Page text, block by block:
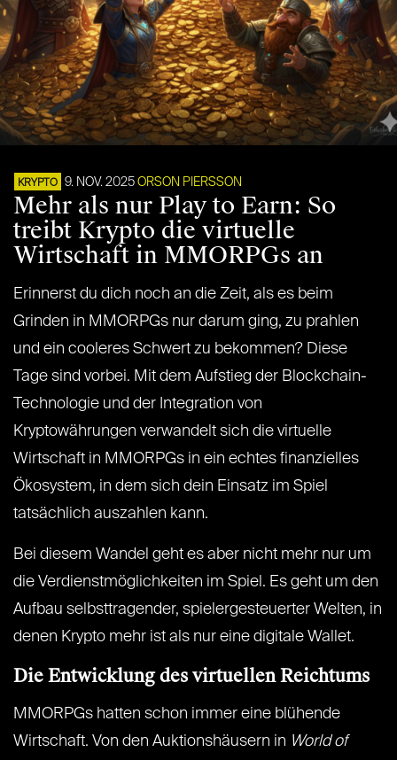
KRYPTO 9. NOV. 2025 ORSON PIERSSON
Mehr als nur Play to Earn: So
treibt Krypto die virtuelle
Wirtschaft in MMORPGs an
Erinnerst du dich noch an die Zeit, als es beim
Grinden in MMORPGs nur darum ging, zu prahlen
und ein cooleres Schwert zu bekommen? Diese
Tage sind vorbei. Mit dem Aufstieg der Blockchain-
Technologie und der Integration von
Kryptowährungen verwandelt sich die virtuelle
Wirtschaft in MMORPGs in ein echtes finanzielles
Ökosystem, in dem sich dein Einsatz im Spiel
tatsächlich auszahlen kann.
Bei diesem Wandel geht es aber nicht mehr nur um
die Verdienstmöglichkeiten im Spiel. Es geht um den
Aufbau selbsttragender, spielergesteuerter Welten, in
denen Krypto mehr ist als nur eine digitale Wallet.
Die Entwicklung des virtuellen Reichtums
MMORPGs hatten schon immer eine blühende
Wirtschaft. Von den Auktionshäusern in World of